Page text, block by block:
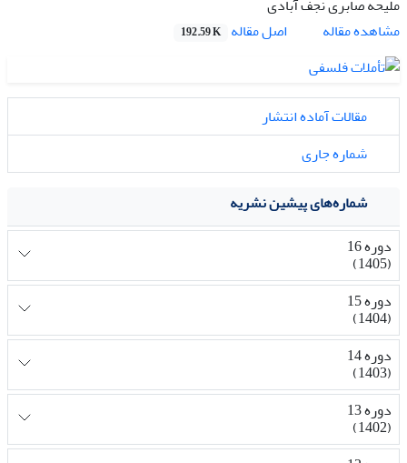
مشاهده مقاله
اصل مقاله 192.59 K
مقالات آماده انتشار
شماره جاری
شماره‌های پیشین نشریه
دوره 16
(1405)
دوره 15
(1404)
دوره 14
(1403)
دوره 13
(1402)